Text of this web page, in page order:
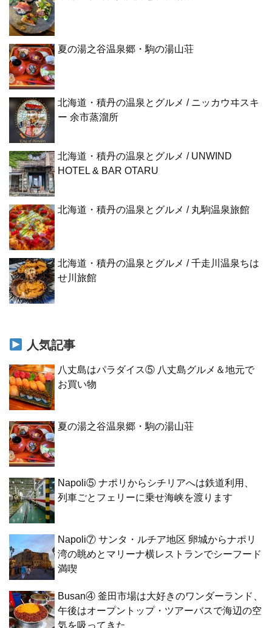
夏の湯之谷温泉郷・駒の湯山荘
北海道・積丹の温泉とグルメ / ニッカウヰスキ
ー 余市蒸溜所
北海道・積丹の温泉とグルメ / UNWIND
HOTEL & BAR OTARU
北海道・積丹の温泉とグルメ / 丸駒温泉旅館
北海道・積丹の温泉とグルメ / 千走川温泉ちは
せ川旅館
人気記事
八丈島はパラダイス⑤ 八丈島グルメ＆地元で
お買い物
夏の湯之谷温泉郷・駒の湯山荘
Napoli⑤ ナポリからシチリアへは鉄道利用、
列車ごとフェリーに乗せ海峡を渡ります
Napoli⑦ サンタ・ルチア地区 卵城からナポリ
湾の眺めとマリーナ横レストランでシーフード
満喫
Busan④ 釜田市場は大好きのワンダーランド、
午後はオープントップ・ツアーバスで海辺の空
気を吸ってきた